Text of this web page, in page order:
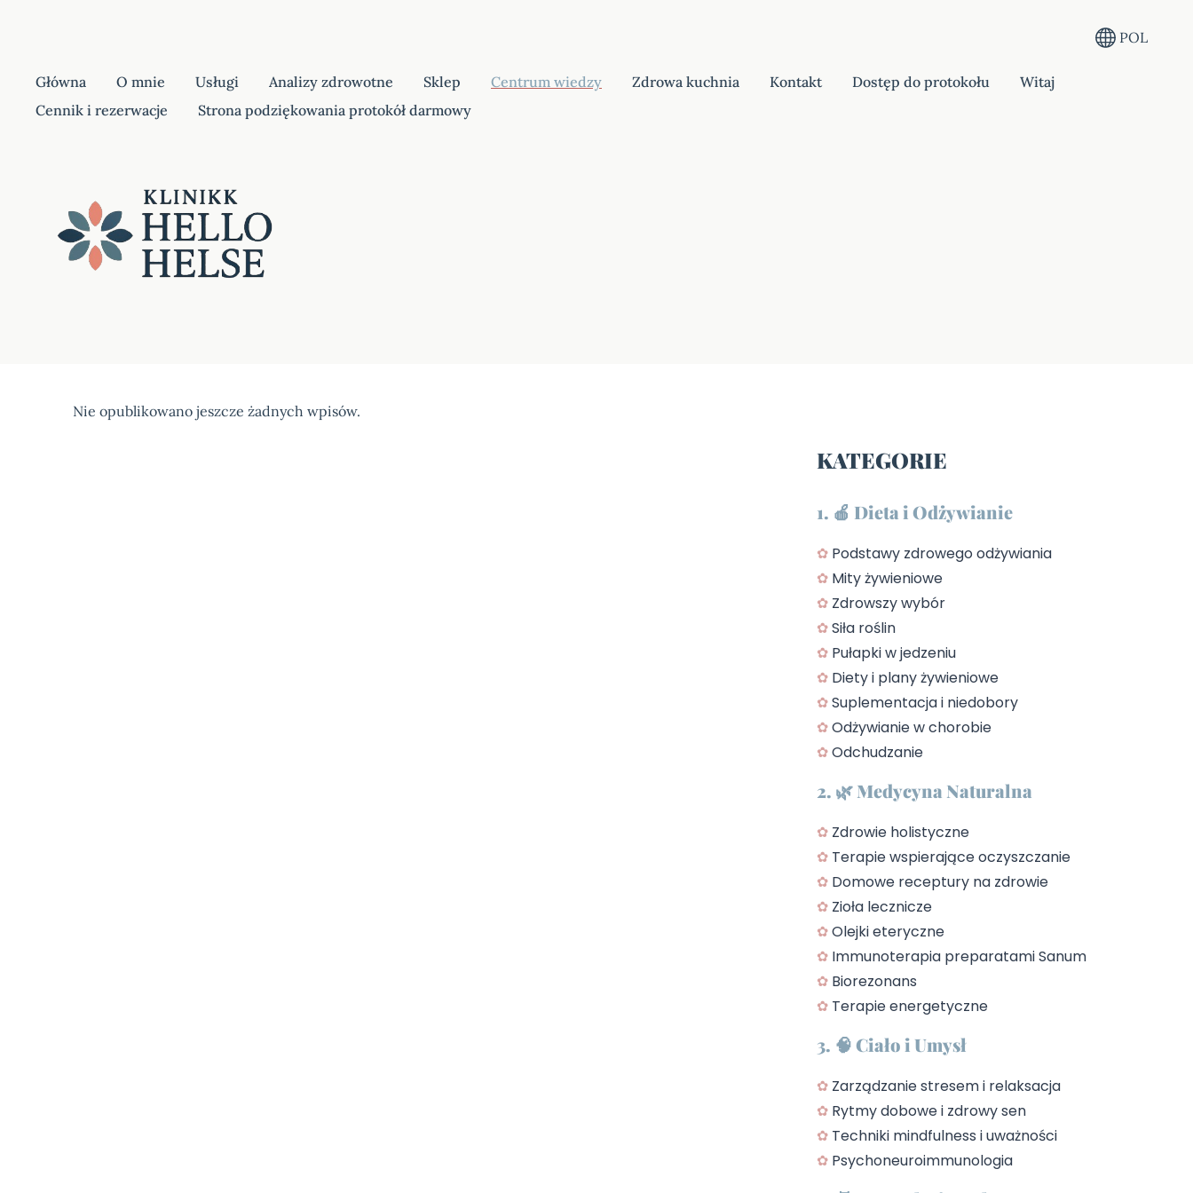
Główna O mnie Usługi Analizy zdrowotne Sklep Centrum wiedzy Zdrowa kuchnia Kontakt Dostęp do protokołu
Witaj
Cennik i rezerwacje
Strona podziękowania protokół darmowy
POL
KATEGORIE
1. 🍎 Dieta i Odżywianie
✿ Podstawy zdrowego odżywiania
✿ Mity żywieniowe
✿ Zdrowszy wybór
✿Siła roślin
✿ Pułapki w jedzeniu
✿ Diety i plany żywieniowe
✿Suplementacja i niedobory
✿Odżywianie w chorobie
✿Odchudzanie
2. 🌿 Medycyna Naturalna
✿ Zdrowie holistyczne
✿ Terapie wspierające oczyszczanie
✿ Domowe receptury na zdrowie
✿ Zioła lecznicze
✿Olejki eteryczne
✿ Immunoterapia preparatami Sanum
✿ Biorezonans
✿ Terapie energetyczne
3. 🧠 Ciało i Umysł
✿ Zarządzanie stresem i relaksacja
✿ Rytmy dobowe i zdrowy sen
✿ Techniki mindfulness i uważności
✿ Psychoneuroimmunologia
Nie opublikowano jeszcze żadnych wpisów.